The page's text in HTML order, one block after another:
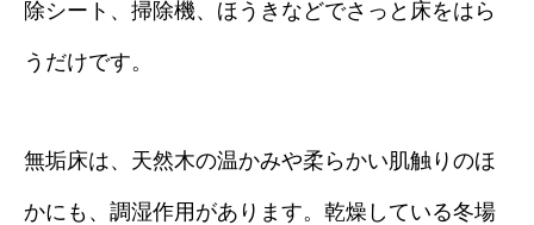
除シート、掃除機、ほうきなどでさっと床をはら
うだけです。
無垢床は、天然木の温かみや柔らかい肌触りのほ
かにも、調湿作用があります。乾燥している冬場